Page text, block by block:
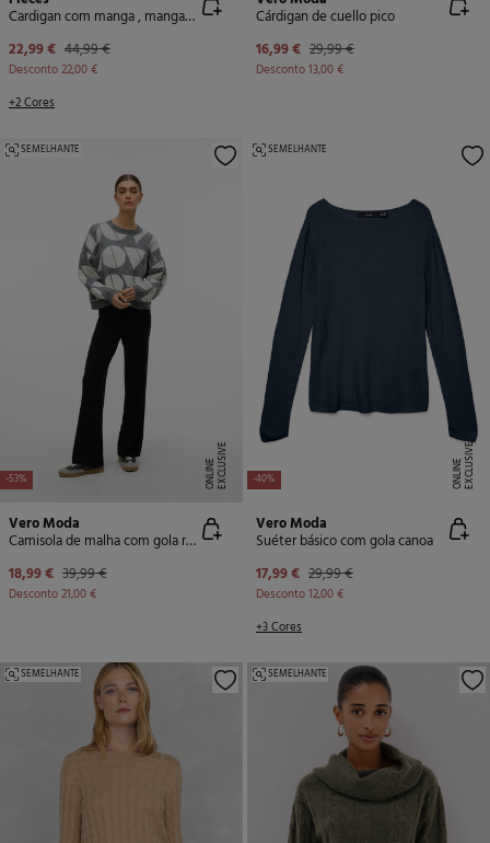
Cardigan com manga , mangas e gola
22,99 € 44,99 €
Desconto22,00 €
+2 Cores
Cárdigan de cuello pico
16,99 € 29,99 €
Desconto13,00 €
-53% E
X
C
L
U
SI
V
E
O
N
LI
N
E
SEMELHANTE
Vero Moda
Camisola de malha com gola redonda
18,99 € 39,99 €
Desconto21,00 €
-40% E
X
C
L
U
SI
V
E
O
N
LI
N
E
SEMELHANTE
Vero Moda
Suéter básico com gola canoa
17,99 € 29,99 €
Desconto12,00 €
+3 Cores
SEMELHANTE SEMELHANTE